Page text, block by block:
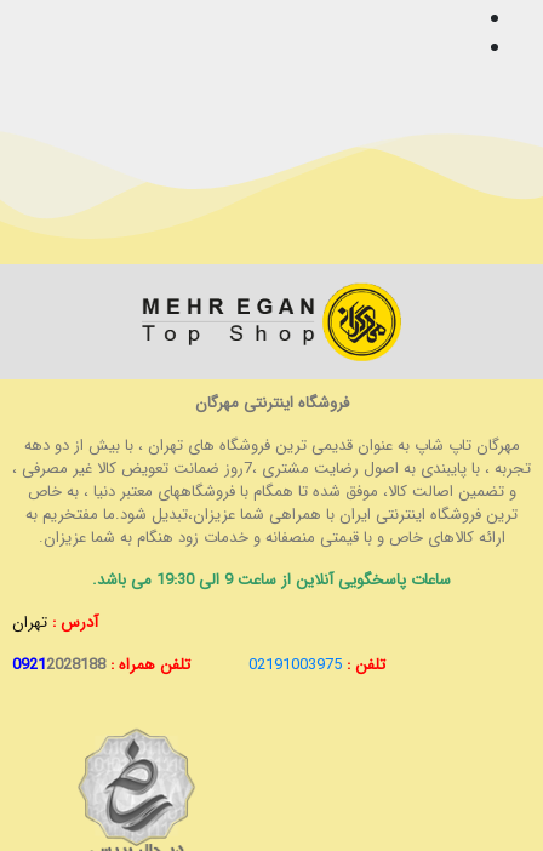
فروشگاه اینترنتی مهرگان
مهرگان تاپ شاپ به عنوان قدیمی ترین فروشگاه های تهران ، با بیش از دو دهه
تجربه ، با پایبندی به اصول رضایت مشتری ،7روز ضمانت تعویض کالا غیر مصرفی ،
و تضمین اصالت کالا، موفق شده تا همگام با فروشگاههای معتبر دنیا ، به خاص
ترین فروشگاه اینترنتی ایران با همراهی شما عزیزان،تبدیل شود.ما مفتخریم به
ارائه کالاهای خاص و با قیمتی منصفانه و خدمات زود هنگام به شما عزیزان.
ساعات پاسخگویی آنلاین از ساعت 9 الی 19:30 می باشد.
آدرس : تهران
تلفن : 02191003975 تلفن همراه : 09212028188